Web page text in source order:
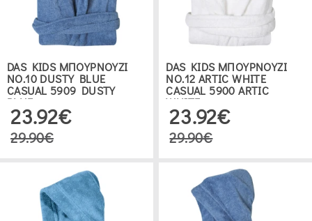
DAS KIDS ΜΠΟΥΡΝΟΥΖΙ
ΝΟ.10 DUSTY BLUE
CASUAL 5909 DUSTY
BLUE
23.92€
29.90€
DAS KIDS ΜΠΟΥΡΝΟΥΖΙ
ΝΟ.12 ARTIC WHITE
CASUAL 5900 ARTIC
WHITE
23.92€
29.90€